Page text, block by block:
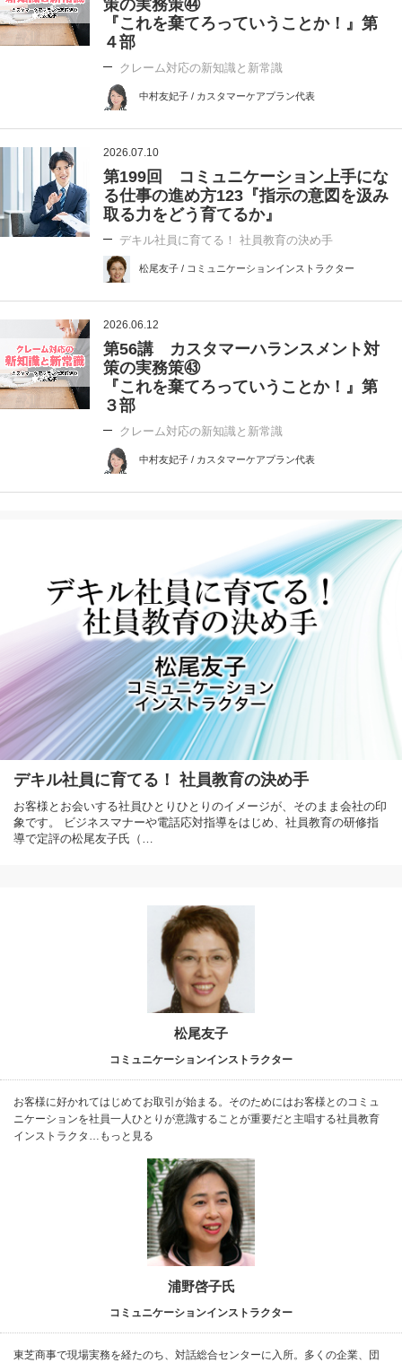
策の実務策㊹
『これを棄てろっていうことか！』第
４部
クレーム対応の新知識と新常識
中村友妃子 / カスタマーケアプラン代表
2026.07.10
第199回 コミュニケーション上手にな
る仕事の進め方123『指示の意図を汲み
取る力をどう育てるか』
デキル社員に育てる！ 社員教育の決め手
松尾友子 / コミュニケーションインストラクター
2026.06.12
第56講 カスタマーハランスメント対
策の実務策㊸
『これを棄てろっていうことか！』第
３部
クレーム対応の新知識と新常識
中村友妃子 / カスタマーケアプラン代表
デキル社員に育てる！ 社員教育の決め手
お客様とお会いする社員ひとりひとりのイメージが、そのまま会社の印
象です。 ビジネスマナーや電話応対指導をはじめ、社員教育の研修指
導で定評の松尾友子氏（…
松尾友子
コミュニケーションインストラクター
お客様に好かれてはじめてお取引が始まる。そのためにはお客様とのコミュ
ニケーションを社員一人ひとりが意識することが重要だと主唱する社員教育
インストラクタ…もっと見る
浦野啓子氏
コミュニケーションインストラクター
東芝商事で現場実務を経たのち、対話総合センターに入所。多くの企業、団